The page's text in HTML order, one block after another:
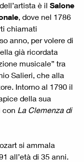
è il Salone
, dove nel 1786
chiamati
anno, per volere di
già ricordata
musicale” tra
Salieri, che alla
Intorno al 1790 il
della sua
con La Clemenza di
si ammala
all’età di 35 anni.